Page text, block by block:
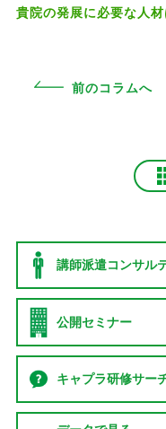
貴院の発展に必要な人
前のコラムへ
講師派遣コンサル
公開セミナー
キャプラ研修サー